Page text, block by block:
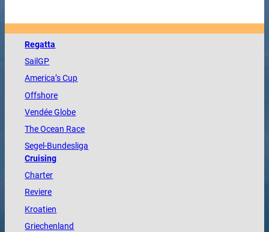
Regatta
SailGP
America’s Cup
Offshore
VendéeGlobe
TheOcean Race
Segel-Bundesliga
Cruising
Charter
Reviere
Kroatien
Griechenland